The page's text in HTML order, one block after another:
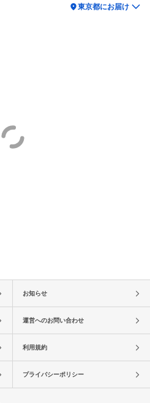
location_on東京都にお届け
お知らせ
運営へのお問い合わせ
利用規約
プライバシーポリシー